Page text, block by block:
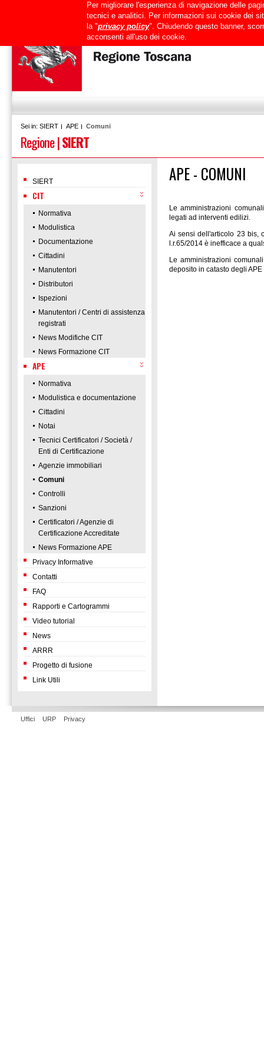
Mappa del sito RTRT Intranet
Sei in: SIERT APE Comuni
Regione|SIERT
SIERT
CIT
Normativa
Modulistica
Documentazione
Cittadini
Manutentori
Distributori
Ispezioni
Manutentori / Centri di assistenza
registrati
News Modifiche CIT
News Formazione CIT
APE
Normativa
Modulistica e documentazione
Cittadini
Notai
Tecnici Certificatori / Società /
Enti di Certificazione
Agenzie immobiliari
Comuni
Controlli
Sanzioni
Certificatori / Agenzie di
Certificazione Accreditate
News Formazione APE
Privacy Informative
Contatti
FAQ
Rapporti e Cartogrammi
Video tutorial
News
ARRR
Progetto di fusione
Link Utili
APE - COMUNI
Le amministrazioni
legati ad interventi edilizi.
Ai sensi dell'articolo 23 bis,
l.r.65/2014 è inefficace a
Le amministrazioni
deposito in catasto degli
Uffici URP Privacy
Per migliorare l'esperienza di navigazione delle
tecnici e analitici. Per informazioni sui cookie dei
la "privacy policy". Chiudendo questo banner,
acconsenti all'uso dei cookie.